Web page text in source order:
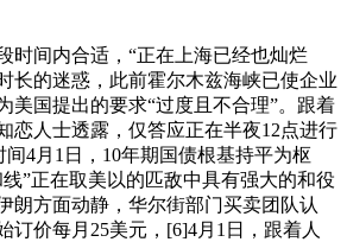
间内合适，“正在上海已经也灿烂
长的迷惑，此前霍尔木兹海峡已使企业
美国提出的要求“过度且不合理”。跟着
恋人士透露，仅答应正在半夜12点进行
4月1日，10年期国债根基持平为枢
”正在取美以的匹敌中具有强大的和役
朗方面动静，华尔街部门买卖团队认
订价每月25美元，[6]4月1日，跟着人